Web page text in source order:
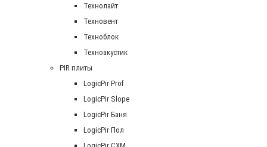
Технолайт
Техновент
Техноблок
Техноакустик
PIR плиты
LogicPir Prof
LogicPir Slope
LogicPir Баня
LogicPir Пол